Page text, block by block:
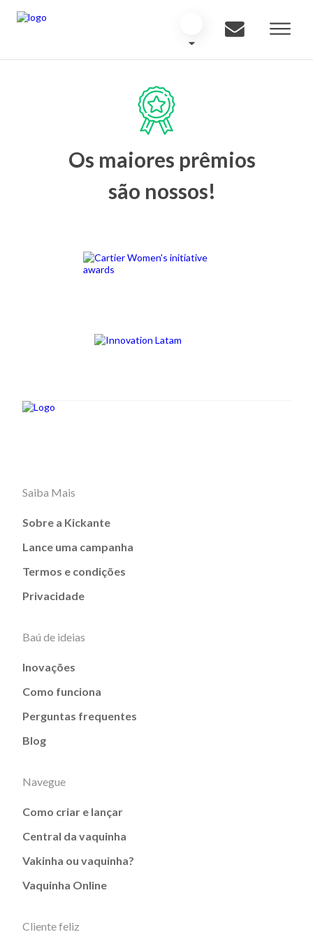
Os maiores prêmios
são nossos!
Saiba Mais
Sobre a Kickante
Lance uma campanha
Termos e condições
Privacidade
Baú de ideias
Inovações
Como funciona
Perguntas frequentes
Blog
Navegue
Como criar e lançar
Central da vaquinha
Vakinha ou vaquinha?
Vaquinha Online
Cliente feliz